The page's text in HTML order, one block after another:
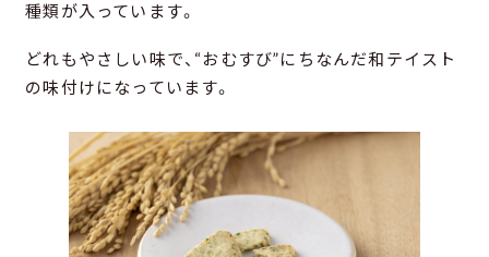
種類が入っています。
どれもやさしい味で、“おむすび”にちなんだ和テイスト
の味付けになっています。